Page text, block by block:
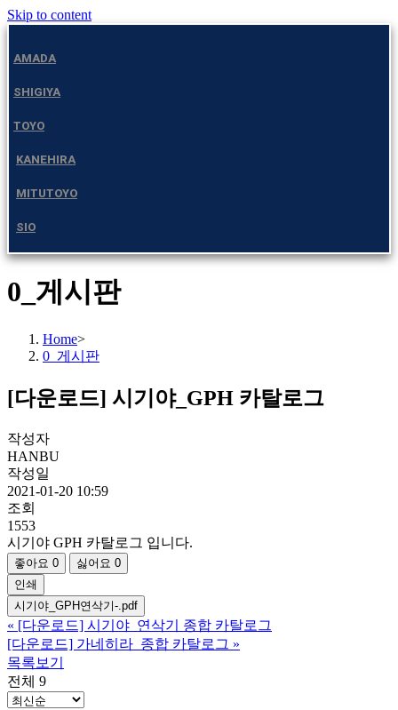
Skip to content
AMADA
SHIGIYA
TOYO
KANEHIRA
MITUTOYO
SIO
0_게시판
Home>
0_게시판
[다운로드] 시기야_GPH 카탈로그
작성자
HANBU
작성일
2021-01-20 10:59
조회
1553
시기야 GPH 카탈로그 입니다.
좋아요 0 싫어요 0
인쇄
시기야_GPH연삭기-.pdf
« [다운로드] 시기야_연삭기 종합 카탈로그
[다운로드] 가네히라_종합 카탈로그 »
목록보기
전체 9